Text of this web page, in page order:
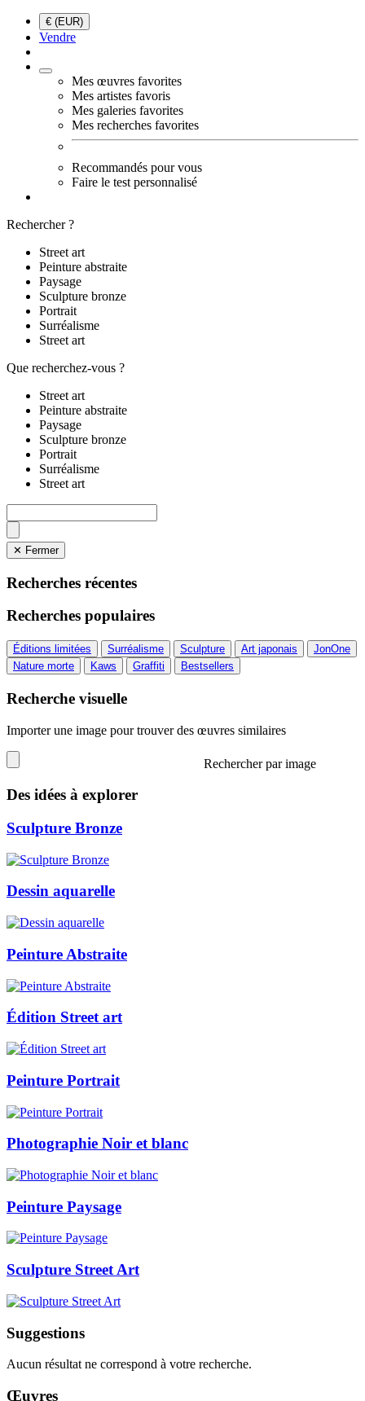
€ (EUR)
Vendre
Mes œuvres favorites
Mes artistes favoris
Mes galeries favorites
Mes recherches favorites
Recommandés pour vous
Faire le test personnalisé
Rechercher ?
Street art
Peinture abstraite
Paysage
Sculpture bronze
Portrait
Surréalisme
Street art
Que recherchez-vous ?
Street art
Peinture abstraite
Paysage
Sculpture bronze
Portrait
Surréalisme
Street art
✕ Fermer
Recherches récentes
Recherches populaires
Éditions limitées Surréalisme Sculpture Art japonais
JonOne
Nature morte
Kaws Graffiti Bestsellers
Recherche visuelle
Importer une image pour trouver des œuvres similaires
Rechercher par image
Des idées à explorer
Sculpture Bronze
Dessin aquarelle
Peinture Abstraite
Édition Street art
Peinture Portrait
Photographie Noir et blanc
Peinture Paysage
Sculpture Street Art
Suggestions
Aucun résultat ne correspond à votre recherche.
Œuvres